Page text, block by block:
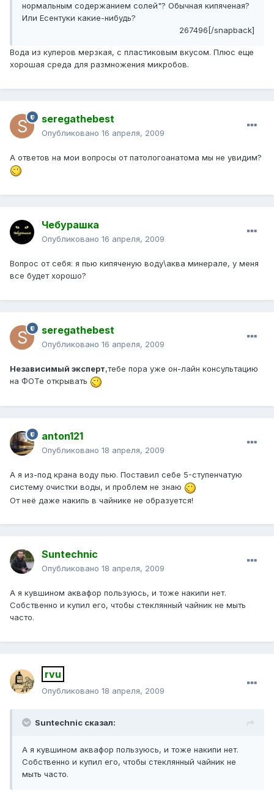
нормальным содержанием солей"? Обычная кипяченая?
Или Есентуки какие-нибудь?
267496[/snapback]
Вода из кулеров мерзкая, с пластиковым вкусом. Плюс еще
хорошая среда для размножения микробов.
seregathebest
Опубликовано 16 апреля, 2009
А ответов на мои вопросы от патологоанатома мы не увидим?
Чебурашка
Опубликовано 16 апреля, 2009
Вопрос от себя: я пью кипяченую воду\аква минерале, у меня
все будет хорошо?
seregathebest
Опубликовано 16 апреля, 2009
Независимый эксперт,тебе пора уже он-лайн консультацию
на ФОТе открывать
anton121
Опубликовано 18 апреля, 2009
А я из-под крана воду пью. Поставил себе 5-ступенчатую
систему очистки воды, и проблем не знаю
От неё даже накипь в чайнике не образуется!
Suntechnic
Опубликовано 18 апреля, 2009
А я кувшином аквафор пользуюсь, и тоже накипи нет.
Собственно и купил его, чтобы стеклянный чайник не мыть
часто.
rvu
Опубликовано 18 апреля, 2009
Suntechnic сказал:
А я кувшином аквафор пользуюсь, и тоже накипи нет.
Собственно и купил его, чтобы стеклянный чайник не
мыть часто.